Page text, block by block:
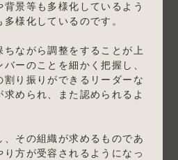
背景等も多様化しているよう
様化しているのです。
ちながら調整をすることが上
ーのことを細かく把握し、
割り振りができるリーダーな
求められ、また認められるよ
、その組織が求めるものであ
方が受容されるようになっ